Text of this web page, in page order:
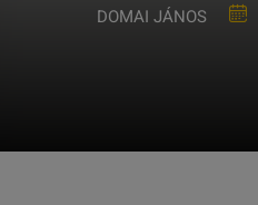
DOMAI JÁNOS